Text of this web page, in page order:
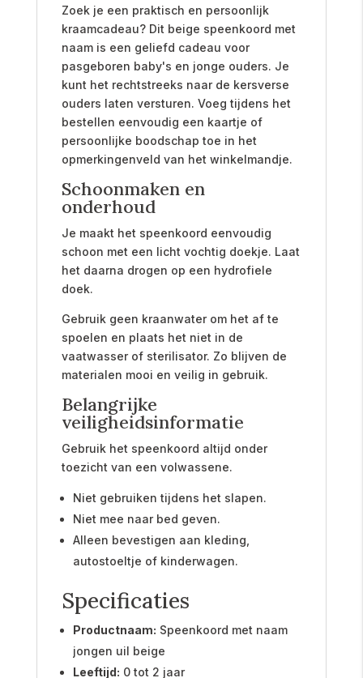
Zoek je een praktisch en persoonlijk
kraamcadeau? Dit beige speenkoord met
naam is een geliefd cadeau voor
pasgeboren baby's en jonge ouders. Je
kunt het rechtstreeks naar de kersverse
ouders laten versturen. Voeg tijdens het
bestellen eenvoudig een kaartje of
persoonlijke boodschap toe in het
opmerkingenveld van het winkelmandje.
Schoonmaken en
onderhoud
Je maakt het speenkoord eenvoudig
schoon met een licht vochtig doekje. Laat
het daarna drogen op een hydrofiele
doek.
Gebruik geen kraanwater om het af te
spoelen en plaats het niet in de
vaatwasser of sterilisator. Zo blijven de
materialen mooi en veilig in gebruik.
Belangrijke
veiligheidsinformatie
Gebruik het speenkoord altijd onder
toezicht van een volwassene.
Niet gebruiken tijdens het slapen.
Niet mee naar bed geven.
Alleen bevestigen aan kleding,
autostoeltje of kinderwagen.
Specificaties
Productnaam: Speenkoord met naam
jongen uil beige
Leeftijd: 0 tot 2 jaar